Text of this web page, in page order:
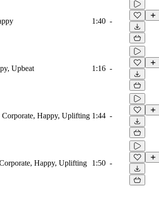
1:40 -
Upbeat 1:16 -
Happy, Uplifting 1:44 -
Happy, Uplifting 1:50 -